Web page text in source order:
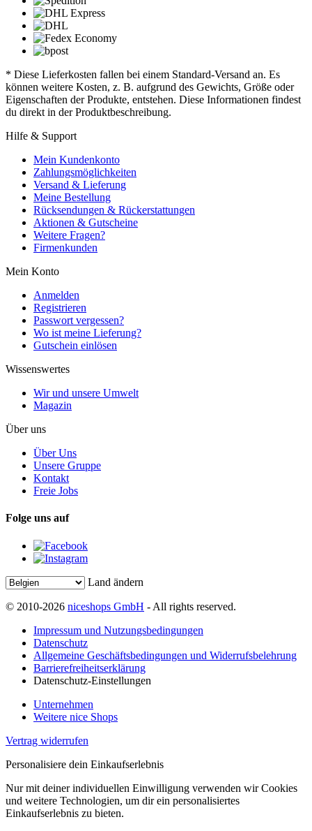
* Diese Lieferkosten fallen bei einem Standard-Versand an. Es
können weitere Kosten, z. B. aufgrund des Gewichts, Größe oder
Eigenschaften der Produkte, entstehen. Diese Informationen findest
du direkt in der Produktbeschreibung.
Hilfe & Support
Mein Kundenkonto
Zahlungsmöglichkeiten
Versand & Lieferung
Meine Bestellung
Rücksendungen & Rückerstattungen
Aktionen & Gutscheine
Weitere Fragen?
Firmenkunden
Mein Konto
Anmelden
Registrieren
Passwort vergessen?
Wo ist meine Lieferung?
Gutschein einlösen
Wissenswertes
Wir und unsere Umwelt
Magazin
Über uns
Über Uns
Unsere Gruppe
Kontakt
Freie Jobs
Folge uns auf
Land ändern
© 2010-2026 niceshops GmbH - All rights reserved.
Impressum und Nutzungsbedingungen
Datenschutz
Allgemeine Geschäftsbedingungen und Widerrufsbelehrung
Barrierefreiheitserklärung
Datenschutz-Einstellungen
Unternehmen
Weitere nice Shops
Vertrag widerrufen
Personalisiere dein Einkaufserlebnis
Nur mit deiner individuellen Einwilligung verwenden wir Cookies
und weitere Technologien, um dir ein personalisiertes
Einkaufserlebnis zu bieten.